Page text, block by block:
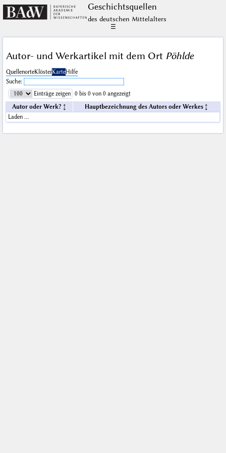
Geschichts­quellen
des deutschen Mittelalters
☰
Autor- und Werkartikel mit dem Ort Pöhlde
QuellenorteKlösterKarteHilfe
Suche:
Einträge zeigen
0 bis 0 von 0 angezeigt
Autor oder Werk?
Hauptbezeichnung des Autors oder Werkes
Laden …